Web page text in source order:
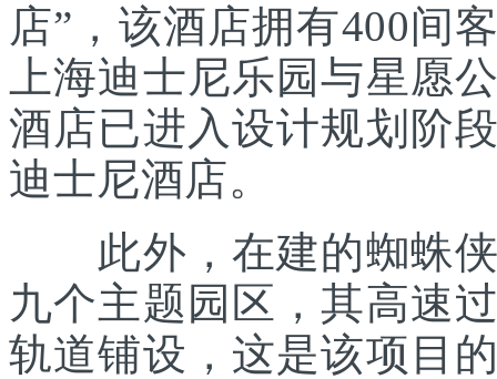
店”，该酒店拥有400间
上海迪士尼乐园与星愿
酒店已进入设计规划阶
迪士尼酒店。
此外，在建的蜘蛛侠
九个主题园区，其高速
轨道铺设，这是该项目